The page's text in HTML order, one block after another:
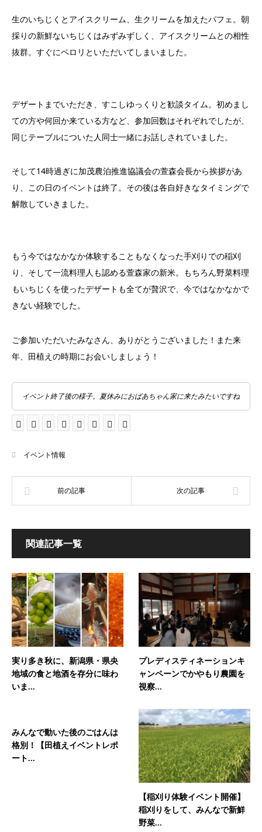
生のいちじくとアイスクリーム、生クリームを加えたパフェ。朝
採りの新鮮ないちじくはみずみずしく、アイスクリームとの相性
抜群。すぐにペロリといただいてしまいました。
デザートまでいただき、すこしゆっくりと歓談タイム。初めまし
ての方や何回か来ている方など、参加回数はそれぞれでしたが、
同じテーブルについた人同士一緒にお話しされていました。
そして14時過ぎに加茂農泊推進協議会の萱森会長から挨拶があ
り、この日のイベントは終了。その後は各自好きなタイミングで
解散していきました。
もう今ではなかなか体験することもなくなった手刈りでの稲刈
り、そして一流料理人も認める萱森家の新米。もちろん野菜料理
もいちじくを使ったデザートも全てが贅沢で、今ではなかなかで
きない経験でした。
ご参加いただいたみなさん、ありがとうございました！また来
年、田植えの時期にお会いしましょう！
イベント終了後の様子。夏休みにおばあちゃん家に来たみたいですね
イベント情報
関連記事一覧
実り多き秋に、新潟県・県央
地域の食と地酒を存分に味わ
いま...
プレディスティネーションキ
ャンペーンでかやもり農園を
視察...
みんなで動いた後のごはんは
格別！【田植えイベントレポ
ート...
【稲刈り体験イベント開催】
稲刈りをして、みんなで新鮮
野菜...